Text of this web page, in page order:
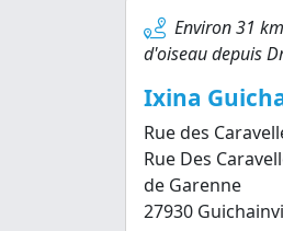
Environ 31
d'oiseau depuis
Ixina
Rue des
Rue Des
de Garenne
27930